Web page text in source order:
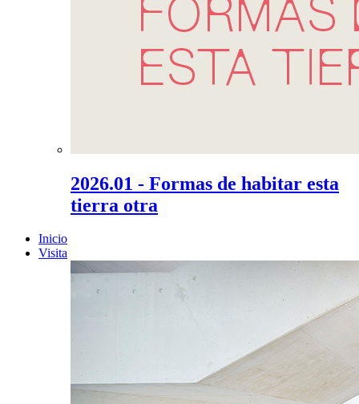
2026.01 - Formas de habitar esta
tierra otra
Inicio
Visita